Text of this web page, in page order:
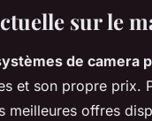
sur le
de camera
et son propre prix.
meilleures offres